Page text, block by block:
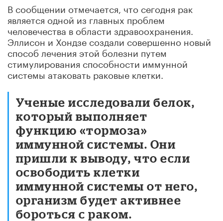
В сообщении отмечается, что сегодня рак
является одной из главных проблем
человечества в области здравоохранения.
Эллисон и Хондзе создали совершенно новый
способ лечения этой болезни путем
стимулирования способности иммунной
системы атаковать раковые клетки.
Ученые исследовали белок,
который выполняет
функцию «тормоза»
иммунной системы. Они
пришли к выводу, что если
освободить клетки
иммунной системы от него,
организм будет активнее
бороться с раком.